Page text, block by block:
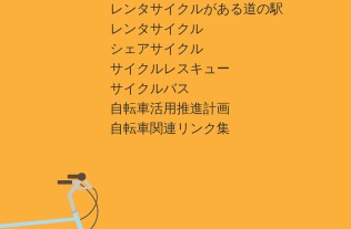
レンタサイクルがある道の駅
レンタサイクル
シェアサイクル
サイクルレスキュー
サイクルバス
自転車活用推進計画
自転車関連リンク集